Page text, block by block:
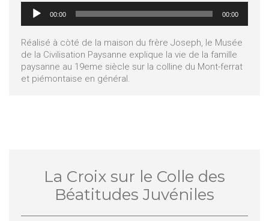
Lecteur
audio
00:00 00:00
Réalisé à còté de la maison du frère Joseph, le Musée
de la Civilisation Paysanne explique la vie de la famille
paysanne au 19eme siècle sur la colline du Mont-ferrat
et piémontaise en général.
La Croix sur le Colle des
Béatitudes Juvéniles